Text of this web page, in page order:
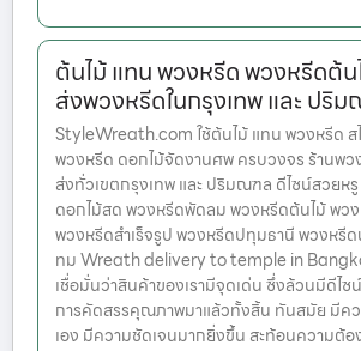
ต้นไม้ แทน พวงหรีด พวงหรีดต้น
ส่งพวงหรีดในกรุงเทพ และ ปริ
StyleWreath.com ใช้ต้นไม้ แทน พวงหรีด ส
พวงหรีด ดอกไม้จัดงานศพ ครบวงจร ร้านพว
ส่งทั่วเขตกรุงเทพ และ ปริมณฑล ดีไซน์สวยห
ดอกไม้สด พวงหรีดพัดลม พวงหรีดต้นไม้ พว
พวงหรีดสำเร็จรูป พวงหรีดปทุมธานี พวงหรี
ทม Wreath delivery to temple in
เชื่อมั่นว่าสินค้าของเรามีจุดเด่น ซึ่งล้วนมีดีไซ
การคัดสรรคุณภาพมาแล้วทั้งสิ้น ทันสมัย มีค
เอง มีความชัดเจนมากยิ่งขึ้น สะท้อนความต้